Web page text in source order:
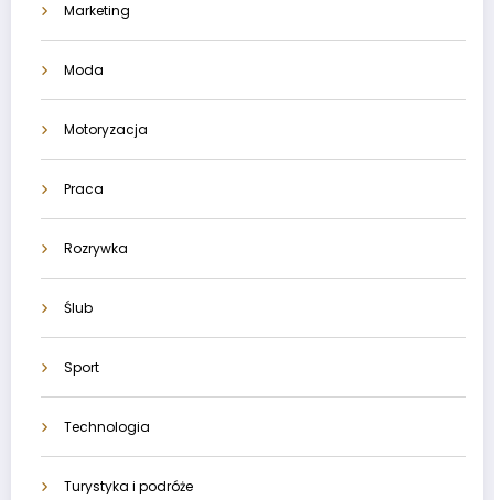
Marketing
Moda
Motoryzacja
Praca
Rozrywka
Ślub
Sport
Technologia
Turystyka i podróże